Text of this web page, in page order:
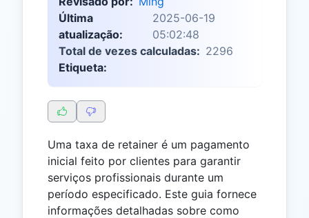
Última
atualização:
2025-06-19
05:02:48
Total de vezes calculadas: 2296
Etiqueta:
Uma taxa de retainer é um pagamento
inicial feito por clientes para garantir
serviços profissionais durante um
período especificado. Este guia fornece
informações detalhadas sobre como